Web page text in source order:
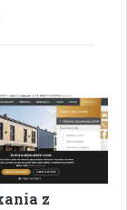
z